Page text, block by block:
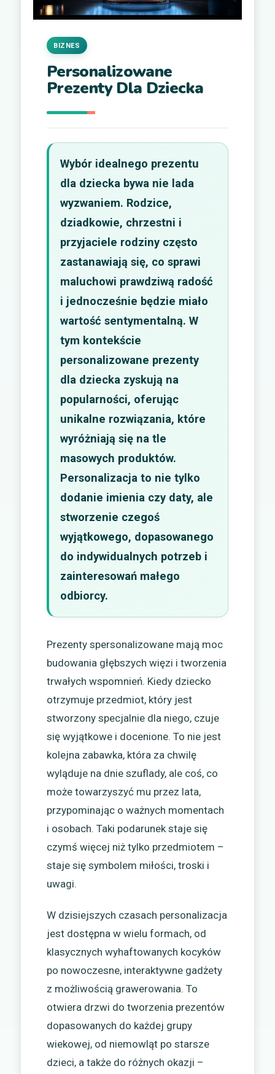
Personalizowane
Prezenty Dla Dziecka
BIZNES
Wybór idealnego prezentu
dla dziecka bywa nie lada
wyzwaniem. Rodzice,
dziadkowie, chrzestni i
przyjaciele rodziny często
zastanawiają się, co sprawi
maluchowi prawdziwą radość
i jednocześnie będzie miało
wartość sentymentalną. W
tym kontekście
personalizowane prezenty
dla dziecka zyskują na
popularności, oferując
unikalne rozwiązania, które
wyróżniają się na tle
masowych produktów.
Personalizacja to nie tylko
dodanie imienia czy daty, ale
stworzenie czegoś
wyjątkowego, dopasowanego
do indywidualnych potrzeb i
zainteresowań małego
odbiorcy.
Prezenty spersonalizowane mają moc
budowania głębszych więzi i tworzenia
trwałych wspomnień. Kiedy dziecko
otrzymuje przedmiot, który jest
stworzony specjalnie dla niego, czuje
się wyjątkowe i docenione. To nie jest
kolejna zabawka, która za chwilę
wyląduje na dnie szuflady, ale coś, co
może towarzyszyć mu przez lata,
przypominając o ważnych momentach
i osobach. Taki podarunek staje się
czymś więcej niż tylko przedmiotem –
staje się symbolem miłości, troski i
uwagi.
W dzisiejszych czasach personalizacja
jest dostępna w wielu formach, od
klasycznych wyhaftowanych kocyków
po nowoczesne, interaktywne gadżety
z możliwością grawerowania. To
otwiera drzwi do tworzenia prezentów
dopasowanych do każdej grupy
wiekowej, od niemowląt po starsze
dzieci, a także do różnych okazji –